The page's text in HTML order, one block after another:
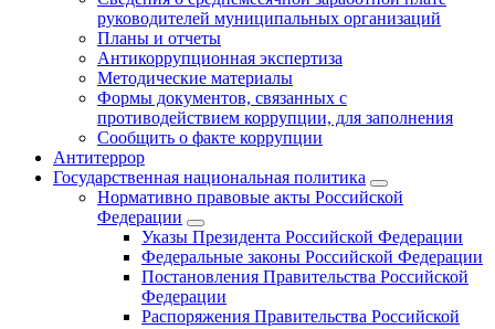
руководителей муниципальных организаций
Планы и отчеты
Антикоррупционная экспертиза
Методические материалы
Формы документов, связанных с
противодействием коррупции, для заполнения
Сообщить о факте коррупции
Антитеррор
Государственная национальная политика
Нормативно правовые акты Российской
Федерации
Указы Президента Российской Федерации
Федеральные законы Российской Федерации
Постановления Правительства Российской
Федерации
Распоряжения Правительства Российской